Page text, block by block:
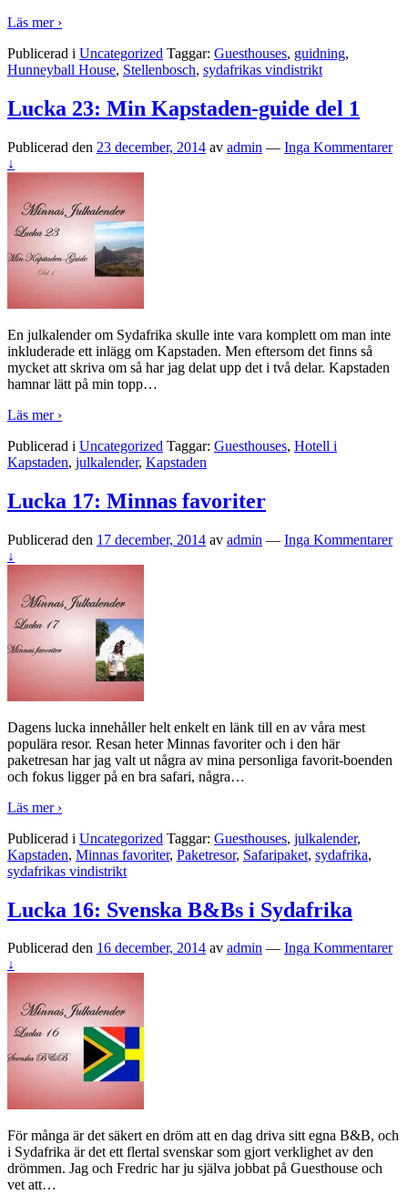
Läs mer ›
Publicerad i Uncategorized Taggar: Guesthouses, guidning,
Hunneyball House, Stellenbosch, sydafrikas vindistrikt
Lucka 23: Min Kapstaden-guide del 1
Publicerad den 23 december, 2014 av admin — Inga Kommentarer
↓
En julkalender om Sydafrika skulle inte vara komplett om man inte
inkluderade ett inlägg om Kapstaden. Men eftersom det finns så
mycket att skriva om så har jag delat upp det i två delar. Kapstaden
hamnar lätt på min topp…
Läs mer ›
Publicerad i Uncategorized Taggar: Guesthouses, Hotell i
Kapstaden, julkalender, Kapstaden
Lucka 17: Minnas favoriter
Publicerad den 17 december, 2014 av admin — Inga Kommentarer
↓
Dagens lucka innehåller helt enkelt en länk till en av våra mest
populära resor. Resan heter Minnas favoriter och i den här
paketresan har jag valt ut några av mina personliga favorit-boenden
och fokus ligger på en bra safari, några…
Läs mer ›
Publicerad i Uncategorized Taggar: Guesthouses, julkalender,
Kapstaden, Minnas favoriter, Paketresor, Safaripaket, sydafrika,
sydafrikas vindistrikt
Lucka 16: Svenska B&Bs i Sydafrika
Publicerad den 16 december, 2014 av admin — Inga Kommentarer
↓
För många är det säkert en dröm att en dag driva sitt egna B&B, och
i Sydafrika är det ett flertal svenskar som gjort verklighet av den
drömmen. Jag och Fredric har ju själva jobbat på Guesthouse och
vet att…